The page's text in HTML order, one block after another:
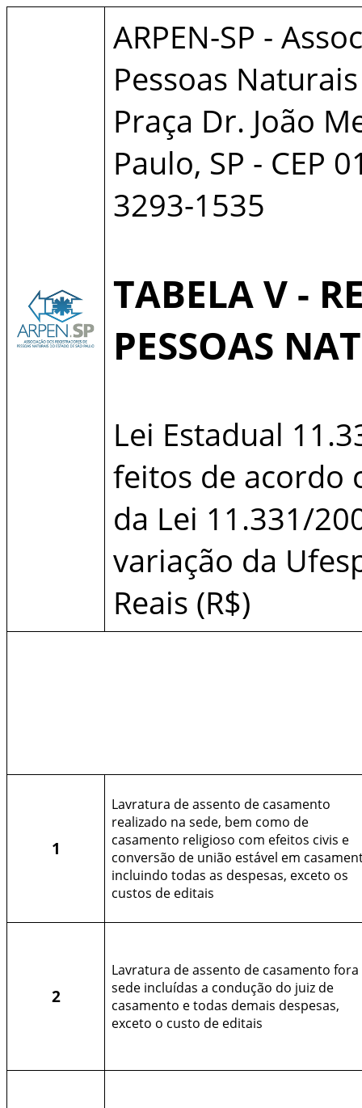
ARPEN-SP -
Pessoas
Praça Dr. João
Paulo, SP - CEP
3293-1535
TABELA V -
PESSOAS
Lei Estadual
feitos de acordo
da Lei 11.331/
variação da
Reais (R$)
1
Lavratura de assento de casamento
realizado na sede, bem como de
casamento religioso com efeitos civis e
conversão de união estável em
incluindo todas as despesas, exceto os
custos de editais
2
Lavratura de assento de casamento fora
sede incluídas a condução do juiz de
casamento e todas demais despesas,
exceto o custo de editais